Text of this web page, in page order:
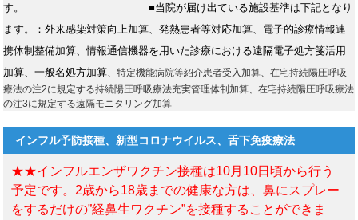
す。
■当院が届け出ている施設基準は下記となり
ます。：外来感染対策向上加算、発熱患者等対応加算、電子的診療情報連
携体制整備加算、情報通信機器を用いた診療における遠隔電子処方箋活用
加算、一般名処方加算 、特定機能病院等紹介患者受入加算、在宅持続陽圧呼吸
療法の注2に規定する持続陽圧呼吸療法充実管理体制加算、在宅持続陽圧呼吸療法
の注3に規定する遠隔モニタリング加算
インフル予防接種、新型コロナウイルス、舌下免疫療法
★★インフルエンザワクチン接種は10月10日頃から行う
予定です。2歳から18歳までの健康な方は、鼻にスプレー
をするだけの”経鼻生ワクチン”を接種することができま